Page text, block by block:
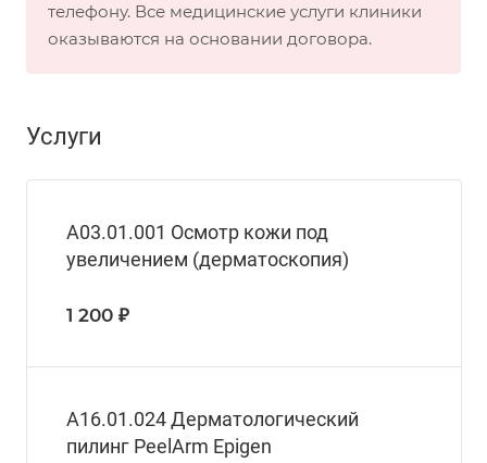
телефону. Все медицинские услуги клиники
оказываются на основании договора.
Услуги
А03.01.001 Осмотр кожи под
увеличением (дерматоскопия)
1 200 ₽
A16.01.024 Дерматологический
пилинг PeelArm Epigen